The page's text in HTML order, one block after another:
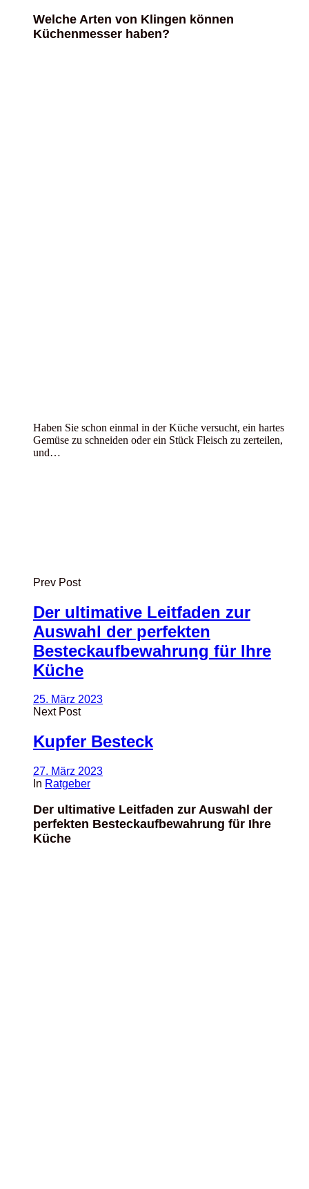
Welche Arten von Klingen können
Küchenmesser haben?
Haben Sie schon einmal in der Küche versucht, ein hartes
Gemüse zu schneiden oder ein Stück Fleisch zu zerteilen,
und…
Prev Post
Der ultimative Leitfaden zur
Auswahl der perfekten
Besteckaufbewahrung für Ihre
Küche
25. März 2023
Next Post
Kupfer Besteck
27. März 2023
In Ratgeber
Der ultimative Leitfaden zur Auswahl der
perfekten Besteckaufbewahrung für Ihre
Küche